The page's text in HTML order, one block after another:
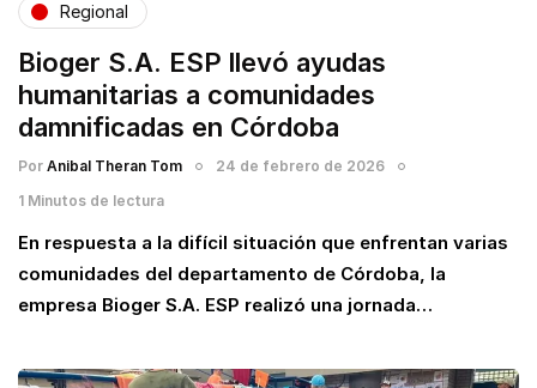
Regional
Bioger S.A. ESP llevó ayudas
humanitarias a comunidades
damnificadas en Córdoba
Por Anibal Theran Tom
24 de febrero de 2026
1 Minutos de lectura
En respuesta a la difícil situación que enfrentan varias
comunidades del departamento de Córdoba, la
empresa Bioger S.A. ESP realizó una jornada…